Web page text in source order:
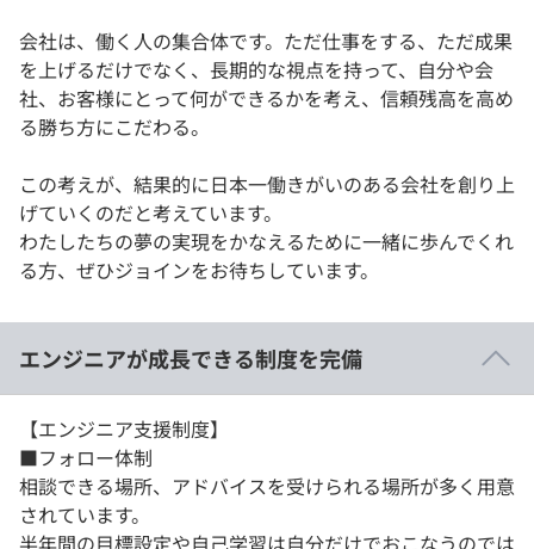
会社は、働く人の集合体です。ただ仕事をする、ただ成果
を上げるだけでなく、長期的な視点を持って、自分や会
社、お客様にとって何ができるかを考え、信頼残高を高め
る勝ち方にこだわる。
この考えが、結果的に日本一働きがいのある会社を創り上
げていくのだと考えています。
わたしたちの夢の実現をかなえるために一緒に歩んでくれ
る方、ぜひジョインをお待ちしています。
エンジニアが成長できる制度を完備
【エンジニア支援制度】
■フォロー体制
相談できる場所、アドバイスを受けられる場所が多く用意
されています。